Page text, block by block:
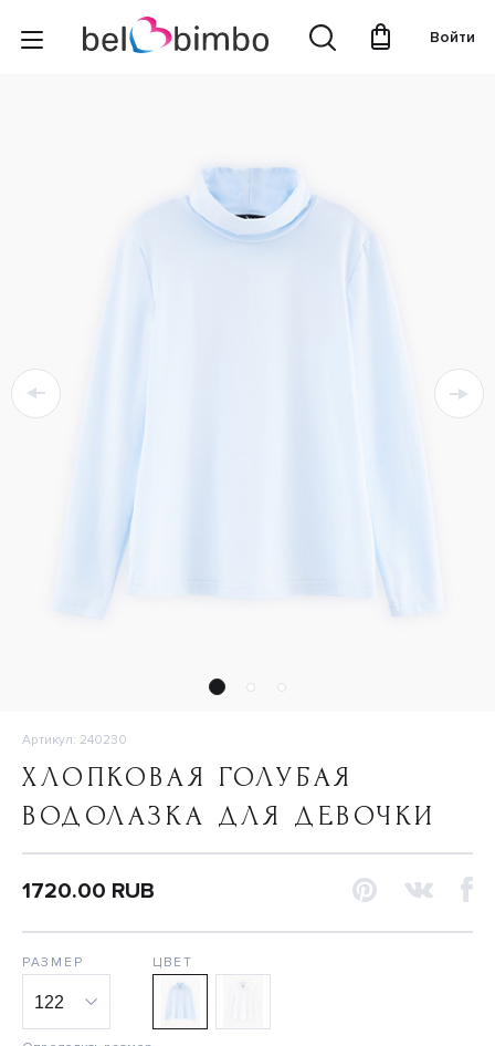
Войти
Артикул: 240230
ХЛОПКОВАЯ ГОЛУБАЯ
ВОДОЛАЗКА ДЛЯ ДЕВОЧКИ
1720.00 RUB
РАЗМЕР ЦВЕТ